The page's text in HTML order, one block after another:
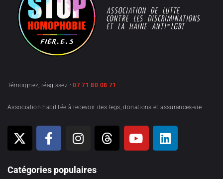
Témoignez, réagissez :07 71 80 08 71
Association habilitée à recevoir des legs, donations et assurances-vie
Catégories populaires